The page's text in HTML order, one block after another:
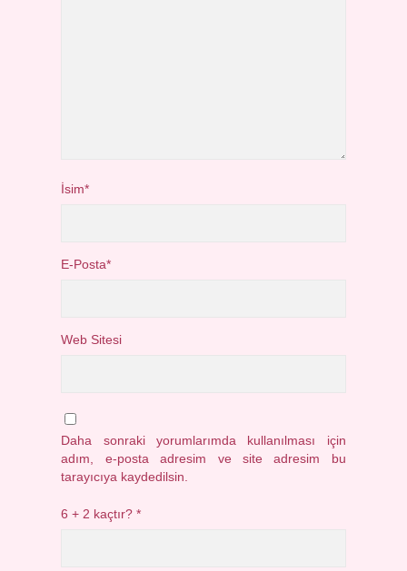
İsim*
E-Posta*
Web Sitesi
Daha sonraki yorumlarımda kullanılması için
adım, e-posta adresim ve site adresim bu
tarayıcıya kaydedilsin.
6 + 2 kaçtır?*